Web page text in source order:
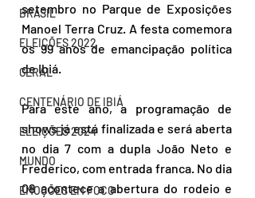
BRASIL
ELEIÇÕES 2022
GERAL
CENTENÁRIO DE IBIÁ
ELEIÇÕES 2024
MUNDO
EMOÇÕES EM FOCO
setembro no Parque de Exposições
Manoel Terra Cruz. A festa comemora
os 99 anos de emancipação política
de Ibiá.
Para este ano, a programação de
shows já está finalizada e será aberta
no dia 7 com a dupla João Neto e
Frederico, com entrada franca. No dia
08 acontece a abertura do rodeio e